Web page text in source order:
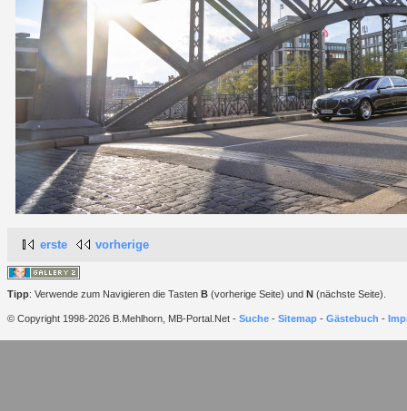
erste vorherige
Tipp: Verwende zum Navigieren die Tasten B (vorherige Seite) und N (nächste Seite).
© Copyright 1998-2026 B.Mehlhorn, MB-Portal.Net - Suche - Sitemap - Gästebuch -